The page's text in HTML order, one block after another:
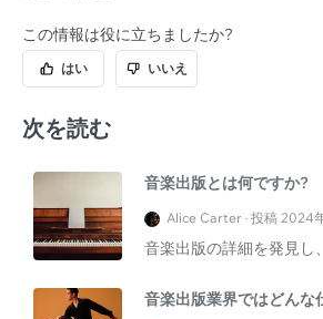
この情報は役に立ちましたか?
はい いいえ
次を読む
音楽出版とは何ですか?
Alice Carter · 投稿 2024
音楽出版の詳細を発見し
音楽出版業界ではどんな